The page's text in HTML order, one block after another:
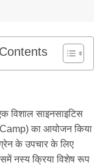
विशाल साइनसाइटिस
का आयोजन किया
के उपचार के लिए
नस्य क्रिया विशेष रूप